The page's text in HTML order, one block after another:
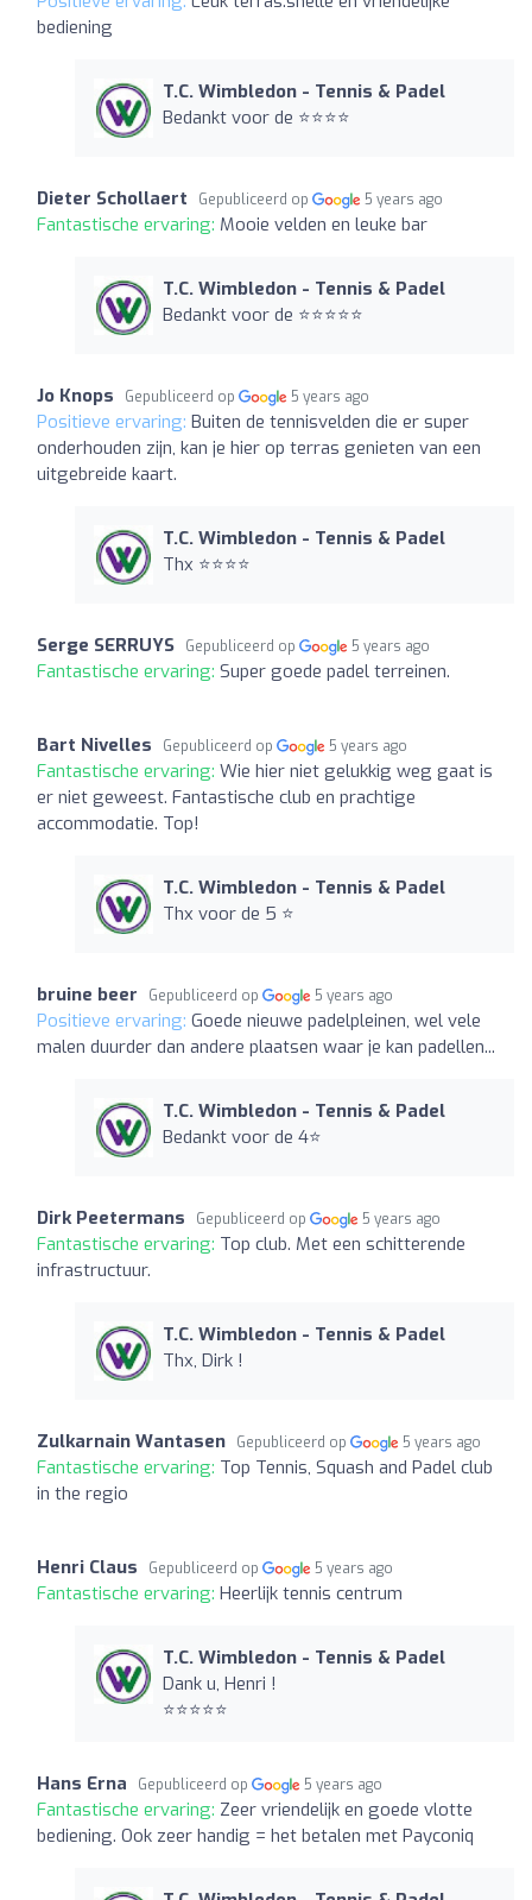
bediening
T.C. Wimbledon - Tennis & Padel
Bedankt voor de ⭐️⭐️⭐️⭐️
Dieter Schollaert Gepubliceerd op 5 years ago
Fantastische ervaring: Mooie velden en leuke bar
T.C. Wimbledon - Tennis & Padel
Bedankt voor de ⭐️⭐️⭐️⭐️⭐️
Jo Knops Gepubliceerd op 5 years ago
Positieve ervaring: Buiten de tennisvelden die er super
onderhouden zijn, kan je hier op terras genieten van een
uitgebreide kaart.
T.C. Wimbledon - Tennis & Padel
Thx ⭐️⭐️⭐️⭐️
Serge SERRUYS Gepubliceerd op 5 years ago
Fantastische ervaring: Super goede padel terreinen.
Bart Nivelles Gepubliceerd op 5 years ago
Fantastische ervaring: Wie hier niet gelukkig weg gaat is
er niet geweest. Fantastische club en prachtige
accommodatie. Top!
T.C. Wimbledon - Tennis & Padel
Thx voor de 5 ⭐️
bruine beer Gepubliceerd op 5 years ago
Positieve ervaring: Goede nieuwe padelpleinen, wel vele
malen duurder dan andere plaatsen waar je kan padellen...
T.C. Wimbledon - Tennis & Padel
Bedankt voor de 4⭐️
Dirk Peetermans Gepubliceerd op 5 years ago
Fantastische ervaring: Top club. Met een schitterende
infrastructuur.
T.C. Wimbledon - Tennis & Padel
Thx, Dirk !
Zulkarnain Wantasen Gepubliceerd op 5 years ago
Fantastische ervaring: Top Tennis, Squash and Padel club
in the regio
Henri Claus Gepubliceerd op 5 years ago
Fantastische ervaring: Heerlijk tennis centrum
T.C. Wimbledon - Tennis & Padel
Dank u, Henri !
⭐️⭐️⭐️⭐️⭐️
Hans Erna Gepubliceerd op 5 years ago
Fantastische ervaring: Zeer vriendelijk en goede vlotte
bediening. Ook zeer handig = het betalen met Payconiq